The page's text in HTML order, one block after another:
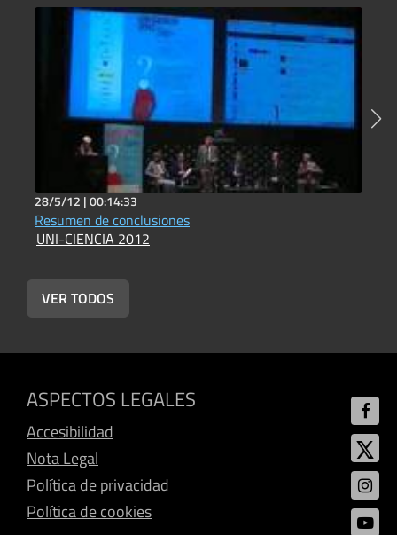
28/5/12 |00:14:33
Resumen de conclusiones
UNI-CIENCIA 2012
VER TODOS
ASPECTOS LEGALES
Accesibilidad
Nota Legal
Política de privacidad
Política de cookies